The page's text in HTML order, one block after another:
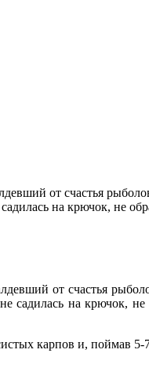
от счастья
на крючок, не
от счастья
на крючок,
карпов и, поймав